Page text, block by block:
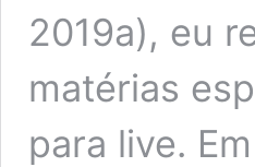
2019a), eu
matérias
para live.